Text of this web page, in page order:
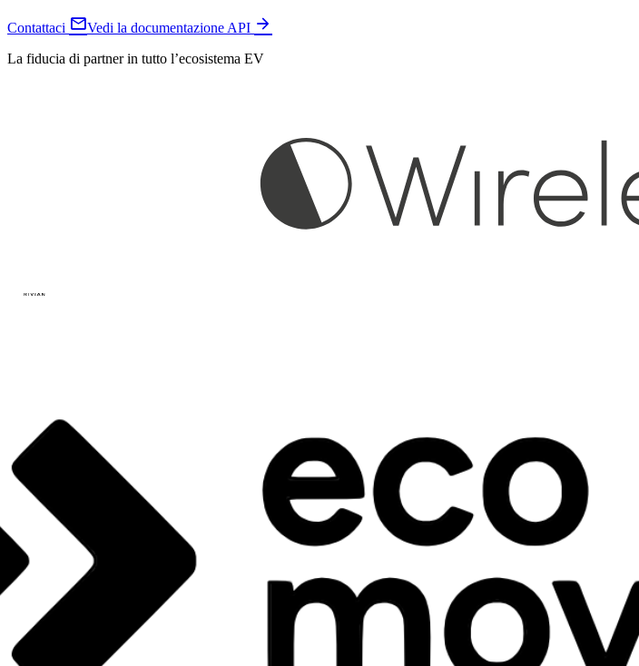
Contattaci Vedi la documentazione API 
La fiducia di partner in tutto l’ecosistema EV